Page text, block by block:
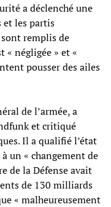
a déclenché une
et les partis
remplis de
« négligée » et «
pousser des ailes
de l’armée, a
et critiqué
Il a qualifié l’état
un « changement de
de la Défense avait
de 130 milliards
« malheureusement